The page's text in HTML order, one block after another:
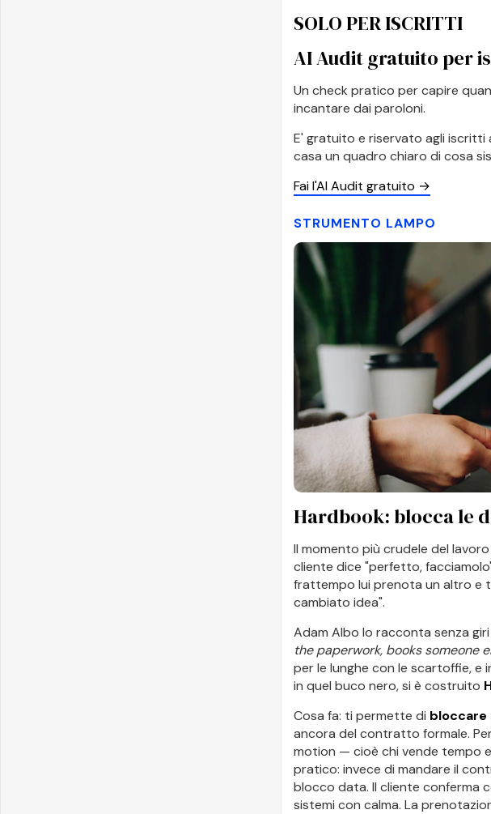
SOLO PER ISCRITTI
AI Audit gratuito per
Un check pratico per capire
incantare dai paroloni.
E' gratuito e riservato agli iscritti
casa un quadro chiaro di cosa
Fai l'AI Audit gratuito →
STRUMENTO LAMPO
Hardbook: blocca le
Il momento più crudele del lavoro
cliente dice "perfetto,
frattempo lui prenota un altro e
cambiato idea".
Adam Albo lo racconta senza giri
the paperwork, books someone
per le lunghe con le scartoffie,
in quel buco nero, si è costruito
Cosa fa: ti permette di bloccare
ancora del contratto formale.
motion — cioè chi vende tempo
pratico: invece di mandare il
blocco data. Il cliente conferma
sistemi con calma. La